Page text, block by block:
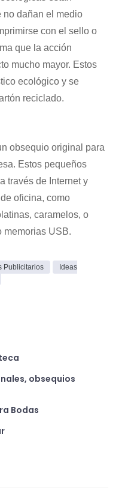
no dañan el medio
con el sello o
que la acción
mucho mayor. Estos
ecológico y se
reciclado.
obsequio original para
Estos pequeños
través de Internet y
oficina, como
caramelos, o
memorias USB.
Publicitarios
Ideas
obsequios
Bodas